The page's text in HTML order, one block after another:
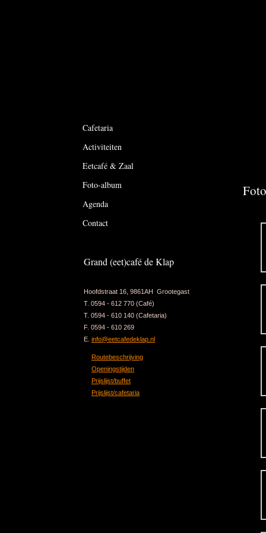
Cafetaria
Activiteiten
Eetcafé & Zaal
Foto-album
Agenda
Contact
Grand (eet)café de Klap
Hoofdstraat 16, 9861AH Grootegast
T. 0594 - 612 770 (Café)
T. 0594 - 610 140 (Cafetaria)
F. 0594 - 610 269
E. info@eetcafedeklap.nl
Routebeschrijving
Openingstijden
Prijslijst/buffet
Prijslijst/cafetaria